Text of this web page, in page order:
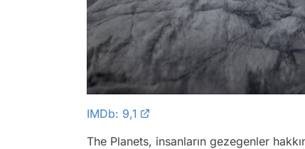
IMDb: 9,1
The Planets, insanların gezegenler